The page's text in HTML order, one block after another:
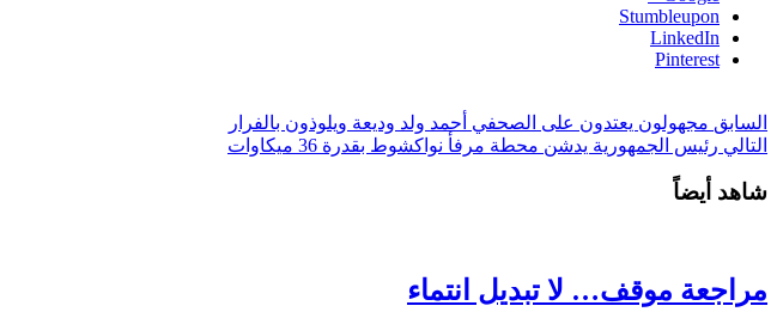
Stumbleupon
LinkedIn
Pinterest
السابق مجهولون يعتدون على الصحفي أحمد ولد وديعة ويلوذون بالفرار
التالي رئيس الجمهورية يدشن محطة مرفأ نواكشوط بقدرة 36 ميكاوات
شاهد أيضاً
مراجعة موقف… لا تبديل انتماء